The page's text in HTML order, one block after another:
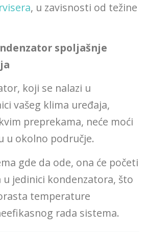
, u zavisnosti od težine
spoljašnje
koji se nalazi u
vašeg klima uređaja,
preprekama, neće moći
u okolno područje.
gde da ode, ona će početi
u jedinici kondenzatora, što
temperature
rada sistema.